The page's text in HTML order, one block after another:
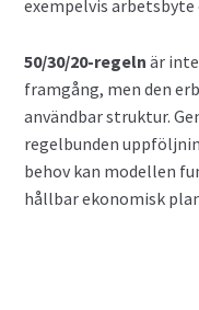
exempelvis
50/30/20-regeln är
framgång, men den
användbar struktur.
regelbunden
behov kan modellen
hållbar ekonomisk